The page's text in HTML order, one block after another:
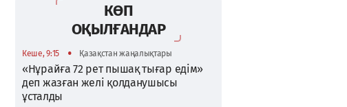
КӨП
ОҚЫЛҒАНДАР
Кеше, 9:15 • Қазақстан жаңалықтары
«Нұрайға 72 рет пышақ тығар едім»
деп жазған желі қолданушысы
ұсталды